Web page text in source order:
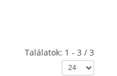
Találatok: 1 - 3 / 3